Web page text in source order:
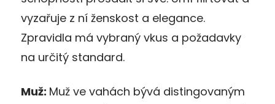
vyzařuje z ní ženskost a elegance.
Zpravidla má vybraný vkus a požadavky
na určitý standard.
Muž: Muž ve vahách bývá distingovaným